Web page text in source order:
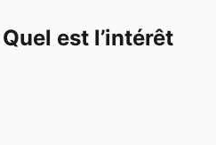
Quel est l’intérêt